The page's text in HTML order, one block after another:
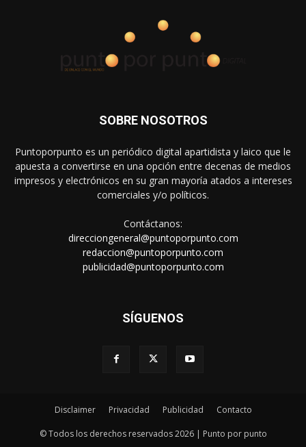
SOBRE NOSOTROS
Puntoporpunto es un periódico digital apartidista y laico que le
apuesta a convertirse en una opción entre decenas de medios
impresos y electrónicos en su gran mayoría atados a intereses
comerciales y/o políticos.
Contáctanos:
direcciongeneral@puntoporpunto.com
redaccion@puntoporpunto.com
publicidad@puntoporpunto.com
SÍGUENOS
Disclaimer Privacidad Publicidad Contacto
© Todos los derechos reservados 2026 | Punto por punto